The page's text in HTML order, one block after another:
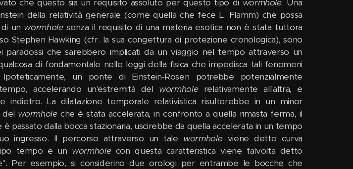
che questo sia un requisito assoluto per questo tipo di wormhole. Una
della relatività generale (come quella che fece L. Flamm) che possa
un wormholesenza il requisito di una materia esotica non è stata tuttora
Stephen Hawking (cfr. la sua congettura di protezione cronologica), sono
paradossi che sarebbero implicati da un viaggio nel tempo attraverso un
di fondamentale nelle leggi della fisica che impedisca tali fenomeni
un ponte di Einstein-Rosen potrebbe potenzialmente
accelerando un'estremità del wormholerelativamente all'altra, e
indietro. La dilatazione temporale relativistica risulterebbe in un minor
del wormholeche è stata accelerata, in confronto a quella rimasta ferma, il
passato dalla bocca stazionaria, uscirebbe da quella accelerata in un tempo
ingresso. Il percorso attraverso un tale wormholeviene detto curva
tempo e un wormholecon questa caratteristica viene talvolta detto
Per esempio, si considerino due orologi per entrambe le bocche che